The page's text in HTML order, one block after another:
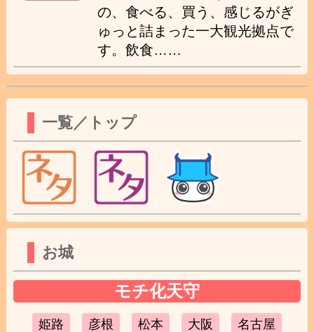
の、食べる、買う、感じるがぎ
ゅっと詰まった一大観光拠点で
す。飲食……
一覧／トップ
お城
モチ化天守
姫路 彦根 松本 大阪 名古屋